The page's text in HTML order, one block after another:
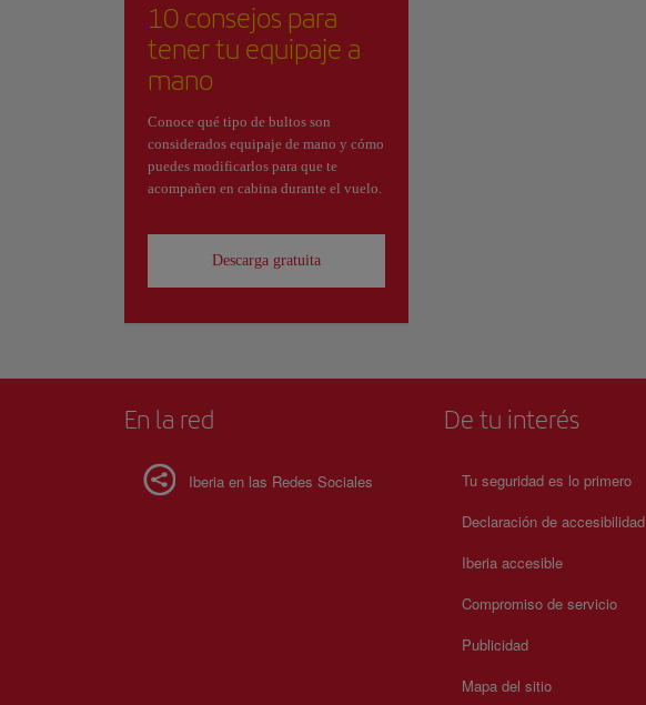
10 consejos para
tener tu equipaje a
mano
Conoce qué tipo de bultos son
considerados equipaje de mano y cómo
puedes modificarlos para que te
acompañen en cabina durante el vuelo.
Descarga gratuita
En la red
Iberia en las Redes Sociales
De tu interés
Tu seguridad es lo primero
Declaración de accesibilidad
Iberia accesible
Compromiso de servicio
Publicidad
Mapa del sitio